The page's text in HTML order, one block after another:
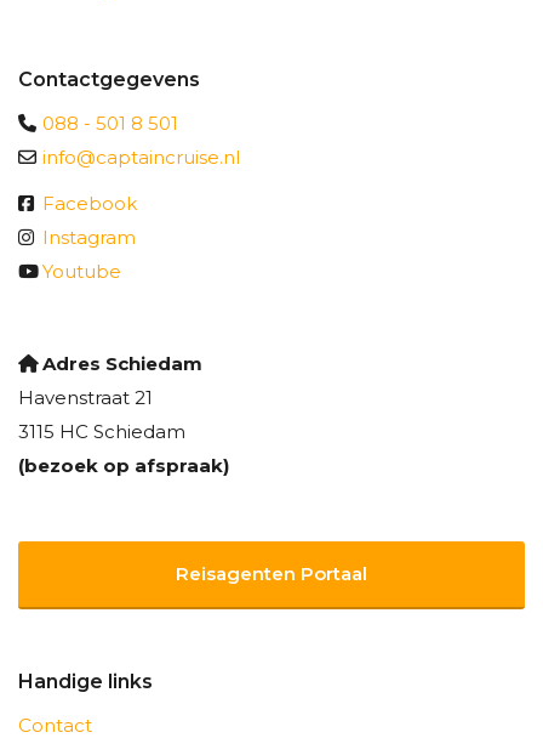
Contactgegevens
088 - 501 8 501
info@captaincruise.nl
Facebook
Instagram
Youtube
Adres Schiedam
Havenstraat 21
3115 HC Schiedam
(bezoek op afspraak)
Reisagenten Portaal
Handige links
Contact